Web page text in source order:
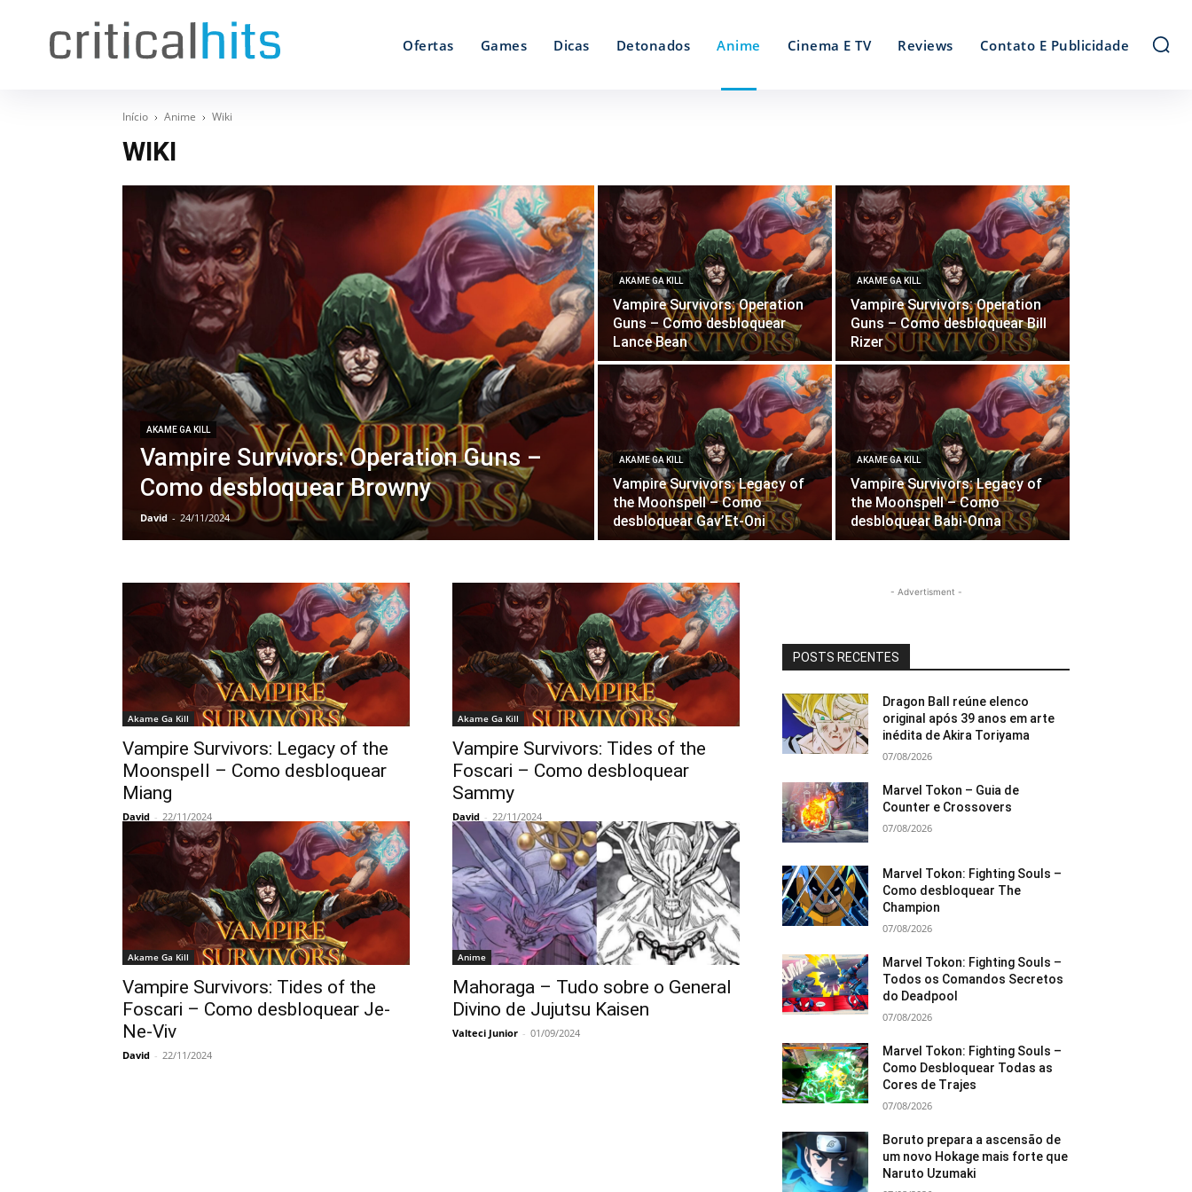
Ofertas Games Dicas Detonados Anime Cinema E TV Reviews Contato E Publicidade
Início Anime Wiki
WIKI
AKAME GA KILL
Vampire Survivors: Operation Guns –
Como desbloquear Browny
David - 24/11/2024
AKAME GA KILL
Vampire Survivors: Operation
Guns – Como desbloquear
Lance Bean
AKAME GA KILL
Vampire Survivors: Operation
Guns – Como desbloquear Bill
Rizer
AKAME GA KILL
Vampire Survivors: Legacy of
the Moonspell – Como
desbloquear Gav’Et-Oni
AKAME GA KILL
Vampire Survivors: Legacy of
the Moonspell – Como
desbloquear Babi-Onna
Akame Ga Kill
Vampire Survivors: Legacy of the
Moonspell – Como desbloquear
Miang
David - 22/11/2024
Akame Ga Kill
Vampire Survivors: Tides of the
Foscari – Como desbloquear
Sammy
David - 22/11/2024
Akame Ga Kill
Vampire Survivors: Tides of the
Foscari – Como desbloquear Je-
Ne-Viv
David - 22/11/2024
Anime
Mahoraga – Tudo sobre o General
Divino de Jujutsu Kaisen
Valteci Junior - 01/09/2024
- Advertisment -
POSTS RECENTES
Dragon Ball reúne elenco
original após 39 anos em arte
inédita de Akira Toriyama
07/08/2026
Marvel Tokon – Guia de
Counter e Crossovers
07/08/2026
Marvel Tokon: Fighting Souls –
Como desbloquear The
Champion
07/08/2026
Marvel Tokon: Fighting Souls –
Todos os Comandos Secretos
do Deadpool
07/08/2026
Marvel Tokon: Fighting Souls –
Como Desbloquear Todas as
Cores de Trajes
07/08/2026
Boruto prepara a ascensão de
um novo Hokage mais forte que
Naruto Uzumaki